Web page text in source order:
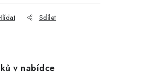
Sdílet
v nabídce